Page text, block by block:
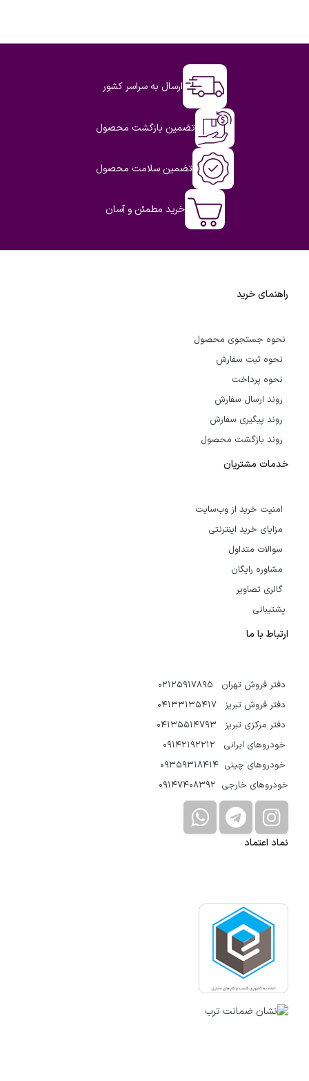
ارسال به سراسر کشور
تضمین بازگشت محصول
تضمین سلامت محصول
خرید مطمئن و آسان
راهنمای خرید
نحوه جستجوی محصول
نحوه ثبت سفارش
نحوه پرداخت
روند ارسال سفارش
روند پیگیری سفارش
روند بازگشت محصول
خدمات مشتریان
امنیت خرید از وب‌سایت
مزایای خرید اینترنتی
سوالات متداول
مشاوره رایگان
گالری تصاویر
پشتیبانی
ارتباط با ما
دفتر فروش تهران 02125917895
دفتر فروش تبریز 04133135417
دفتر مرکزی تبریز 04135514793
خودروهای ایرانی 09142192212
خودروهای چینی 09359318414
خودروهای خارجی 09147408392
نماد اعتماد